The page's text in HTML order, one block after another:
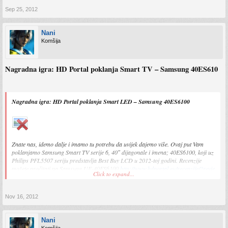
Sep 25, 2012
Nani
Komšija
Nagradna igra: HD Portal poklanja Smart TV – Samsung 40ES610
Nagradna igra: HD Portal poklanja Smart LED – Samsung 40ES6100
Znate nas, idemo dalje i imamo tu potrebu da uvijek dajemo više. Ovaj put Vam
poklanjamo Samsung Smart TV serije 6, 40″ dijagonale i imena; 40ES6100, koji uz
Philips PFL5507 seriju predstavlja Best Buy LCD u 2012-toj godini. Recenzije
ES6100 je osvojio bezrezervnu preporuku HD Portal uredništva;
Click to expand...
Nov 16, 2012
Nani